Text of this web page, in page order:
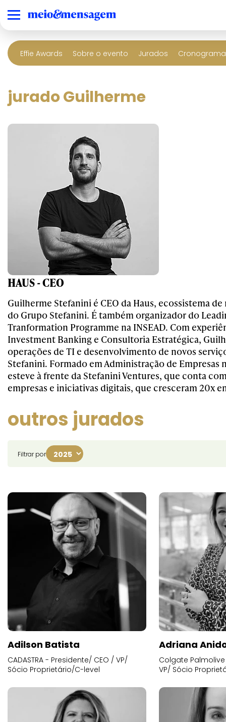
Effie Awards Sobre o evento Jurados
jurado Guilherme
HAUS - CEO
Guilherme Stefanini é CEO da Haus, ecossistema
do Grupo Stefanini. É também organizador do
Tranformation Programme na INSEAD. Com
Investment Banking e Consultoria Estratégica,
operações de TI e desenvolvimento de novos
Stefanini. Formado em Administração de Empresas
esteve à frente da Stefanini Ventures, que conta
empresas e iniciativas digitais, que cresceram 20x
outros jurados
Filtrar por
Adilson Batista
CADASTRA - Presidente/ CEO / VP/
Sócio Proprietário/C-level
Adriana
Colgate
VP/ Sócio